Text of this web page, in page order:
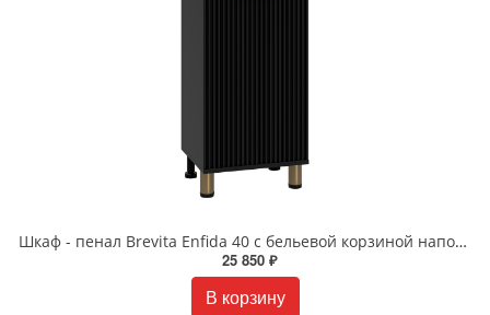
Шкаф - пенал Brevita Enfida 40 с бельевой корзиной напольный/подвесной правый черный ENF-05040-020БкP
25 850 ₽
В корзину